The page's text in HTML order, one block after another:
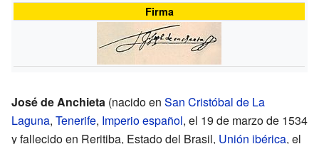
Firma
José de Anchieta (nacido en San Cristóbal de La
Laguna, Tenerife, Imperio español, el 19 de marzo de 1534
y fallecido en Reritiba, Estado del Brasil, Unión ibérica, el